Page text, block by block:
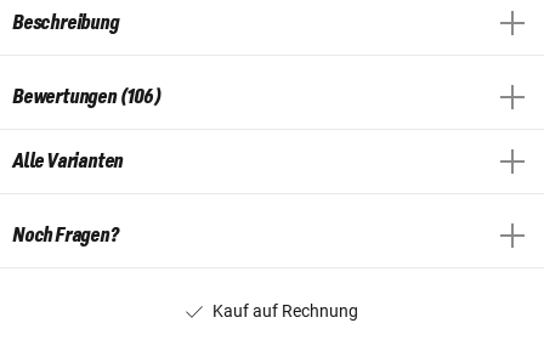
Beschreibung
Bewertungen (106)
Alle Varianten
Noch Fragen?
Kauf auf Rechnung